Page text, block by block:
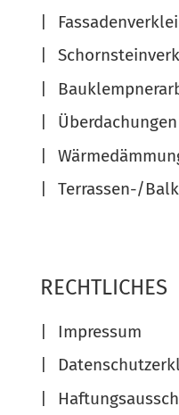
Terrassen-/
RECHTLICHES
Impressum